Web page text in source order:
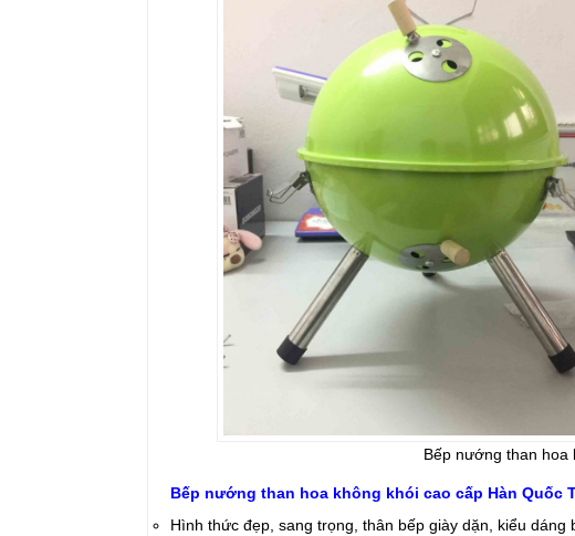
Bếp nướng than hoa
Bếp nướng than hoa không khói cao cấp Hàn Quốc
Hình thức đẹp, sang trọng, thân bếp giày dặn, kiểu dáng